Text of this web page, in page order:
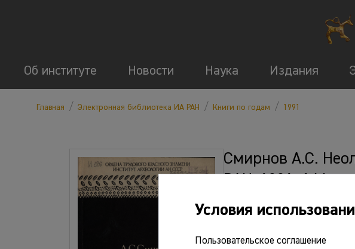
Об институте Новости Наука Издания
Главная / Электронная библиотека ИА РАН / Книги по годам / 1991
Смирнов А.С.
РАН, 1991. 144 с.,
Условия
Пользовательское соглашение